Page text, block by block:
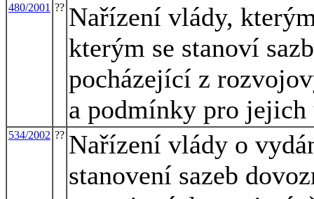
480/2001 ?? Nařízení vlády,
kterým se stanoví
pocházející z
a podmínky pro
534/2002 ?? Nařízení vlády o
stanovení sazeb